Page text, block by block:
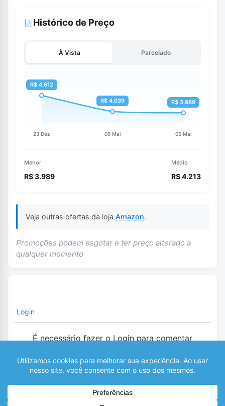
Histórico de Preço
À Vista Parcelado
Menor
R$ 3.989
Médio
R$ 4.213
Veja outras ofertas da loja Amazon.
Promoções podem esgotar e ter preço alterado a
qualquer momento
Login
É necessário fazer o Login para comentar
0 COMENTÁRIOS